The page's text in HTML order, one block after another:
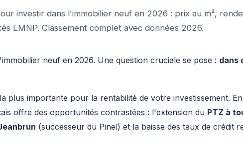
investir dans l'immobilier neuf en 2026 : prix au m²,
LMNP. Classement complet avec données 2026.
neuf en 2026. Une question cruciale se pose : dans
plus importante pour la rentabilité de votre investissement.
offre des opportunités contrastées : l'extension du PTZ à
(successeur du Pinel) et la baisse des taux de crédit